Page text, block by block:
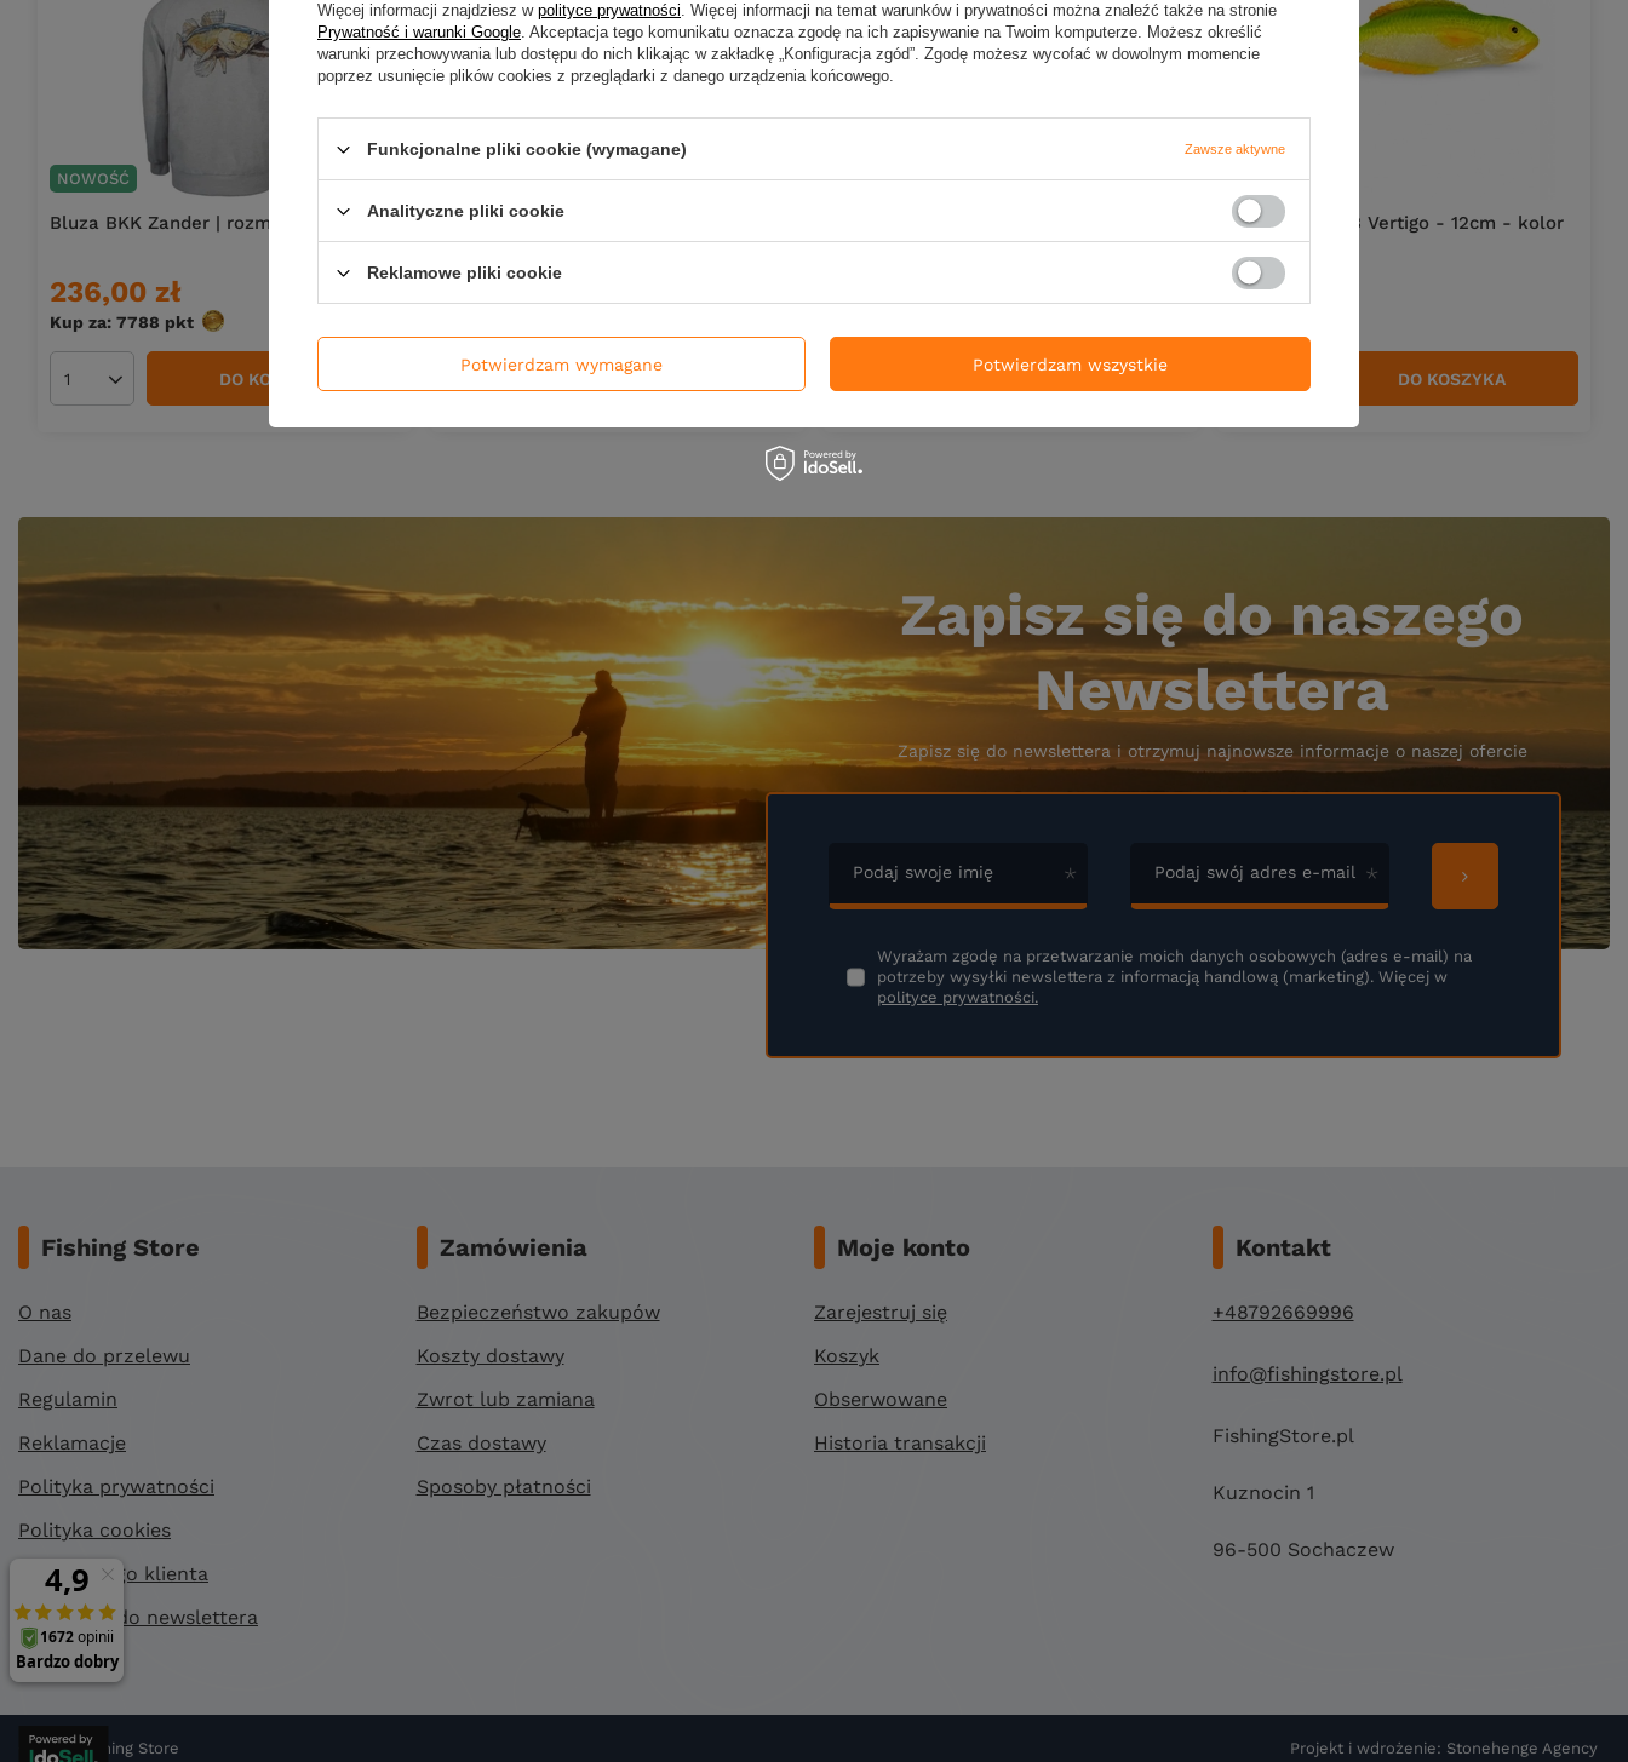
NOWOŚĆ
Bluza BKK Zander | rozm. M
236,00 zł
Kup za: 7788 pkt punktów
Ilość produktów DO KOSZYKA
NOWOŚĆ
Przynęta FishB Vertigo - 12cm - kolor
3
17,90 zł
Ilość produktów DO KOSZYKA
NOWOŚĆ
Ilość produktów DO KOSZYKA
NOWOŚĆ
Przynęta FishB Vertigo - 12cm - kolor
4
17,90 zł
Ilość produktów DO KOSZYKA
Zapisz się do naszego
Newslettera
Zapisz się do newslettera i otrzymuj najnowsze informacje o naszej ofercie
Podaj swoje imię Podaj swój adres e-mail
Wyrażam zgodę na przetwarzanie moich danych osobowych (adres e-mail) na
potrzeby wysyłki newslettera z informacją handlową (marketing). Więcej w
polityce prywatności.
Fishing Store
O nas
Dane do przelewu
Regulamin
Reklamacje
Polityka prywatności
Polityka cookies
Klub stałego klienta
Zapisz się do newslettera
Zamówienia
Bezpieczeństwo zakupów
Koszty dostawy
Zwrot lub zamiana
Czas dostawy
Sposoby płatności
Moje konto
Zarejestruj się
Koszyk
Obserwowane
Historia transakcji
Kontakt
+48792669996
info@fishingstore.pl
FishingStore.pl
Kuznocin 1
96-500 Sochaczew
©2026Fishing Store Projekt i wdrożenie: Stonehenge Agency
Więcej informacji znajdziesz w polityce prywatności. Więcej informacji na temat warunków i prywatności można znaleźć także na stronie
Prywatność i warunki Google. Akceptacja tego komunikatu oznacza zgodę na ich zapisywanie na Twoim komputerze. Możesz określić
warunki przechowywania lub dostępu do nich klikając w zakładkę „Konfiguracja zgód”. Zgodę możesz wycofać w dowolnym momencie
poprzez usunięcie plików cookies z przeglądarki z danego urządzenia końcowego.
Funkcjonalne pliki cookie (wymagane) Zawsze aktywne
Analityczne pliki cookie
Reklamowe pliki cookie
Potwierdzam wymagane Potwierdzam wszystkie